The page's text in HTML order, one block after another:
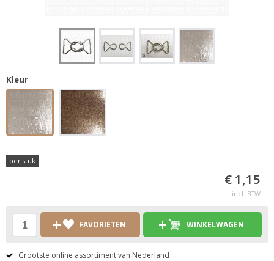
Kleur
per stuk
€ 1,15
incl. BTW
FAVORIETEN WINKELWAGEN
Grootste online assortiment van Nederland